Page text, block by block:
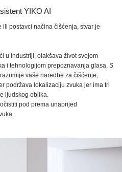
YIKO AI
postavci načina čišćenja, stvar je
u industriji, olakšava život svojom
i tehnologijom prepoznavanja glasa. S
vaše naredbe za čišćenje,
podržava lokalizaciju zvuka jer ima tri
ljudskog oblika.
pod prema unaprijed